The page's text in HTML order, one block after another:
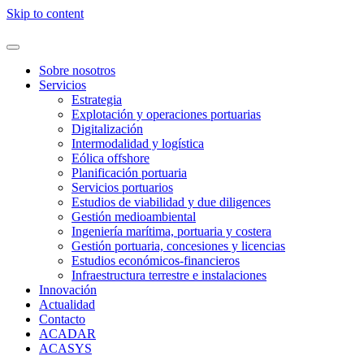
Skip to content
Sobre nosotros
Servicios
Estrategia
Explotación y operaciones portuarias
Digitalización
Intermodalidad y logística
Eólica offshore
Planificación portuaria
Servicios portuarios
Estudios de viabilidad y due diligences
Gestión medioambiental
Ingeniería marítima, portuaria y costera
Gestión portuaria, concesiones y licencias
Estudios económicos-financieros
Infraestructura terrestre e instalaciones
Innovación
Actualidad
Contacto
ACADAR
ACASYS